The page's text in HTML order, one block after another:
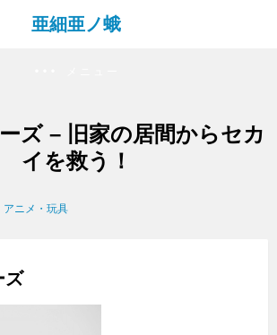
亜細亜ノ蛾
ズ – 旧家の居間からセカ
イを救う！
アニメ・玩具
ズ